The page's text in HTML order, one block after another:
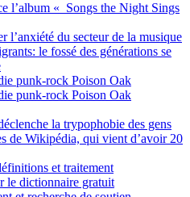
l’album « Songs the Night Sings
l’anxiété du secteur de la musique
le fossé des générations se
punk-rock Poison Oak
punk-rock Poison Oak
la trypophobie des gens
de Wikipédia, qui vient d’avoir 20
et traitement
le dictionnaire gratuit